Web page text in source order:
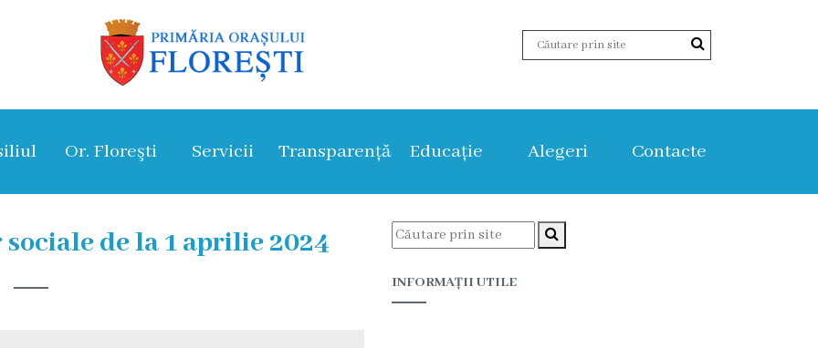
Or. Floreşti Servicii Transparență Educație Alegeri Contacte
de la 1 aprilie 2024
INFORMAȚII UTILE